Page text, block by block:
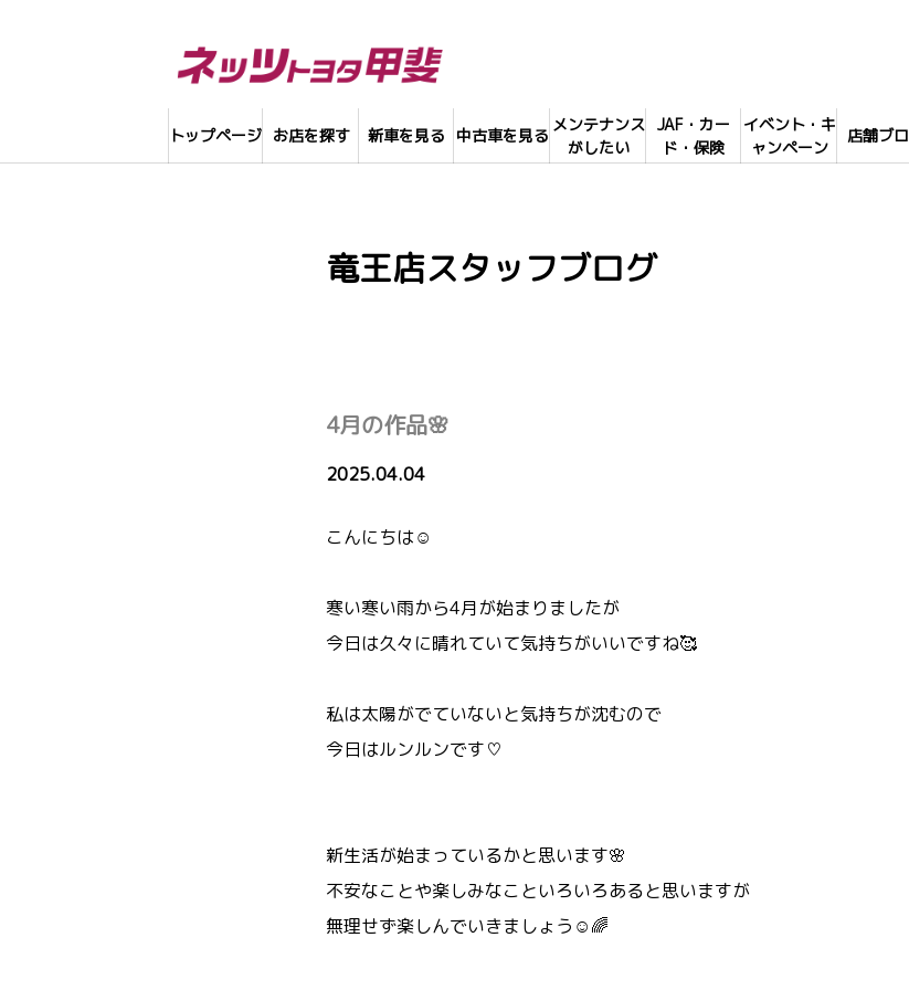
トップページ お店を探す 新車を見る 中古車を見る
メンテナンス
がしたい
JAF・カー
ド・保険
イベント・キ
ャンペーン
店舗ブ
竜王店スタッフブログ
4月の作品🌸
2025.04.04
こんにちは☺
寒い寒い雨から4月が始まりましたが
今日は久々に晴れていて気持ちがいいですね🥰
私は太陽がでていないと気持ちが沈むので
今日はルンルンです♡
新生活が始まっているかと思います🌸
不安なことや楽しみなこといろいろあると思いますが
無理せず楽しんでいきましょう☺️🌈